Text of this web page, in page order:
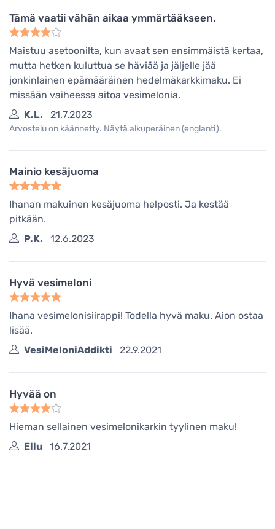
Tämä vaatii vähän aikaa ymmärtääkseen.
Maistuu asetoonilta, kun avaat sen ensimmäistä kertaa,
mutta hetken kuluttua se häviää ja jäljelle jää
jonkinlainen epämääräinen hedelmäkarkkimaku. Ei
missään vaiheessa aitoa vesimelonia.
K.L.
21.7.2023
Arvostelu on käännetty. Näytä alkuperäinen (englanti).
Mainio kesäjuoma
Ihanan makuinen kesäjuoma helposti. Ja kestää
pitkään.
P.K.
12.6.2023
Hyvä vesimeloni
Ihana vesimelonisiirappi! Todella hyvä maku. Aion ostaa
lisää.
VesiMeloniAddikti
22.9.2021
Hyvää on
Hieman sellainen vesimelonikarkin tyylinen maku!
Ellu
16.7.2021